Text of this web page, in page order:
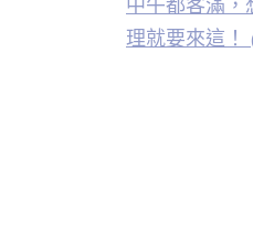
中午都客滿，
理就要來這！